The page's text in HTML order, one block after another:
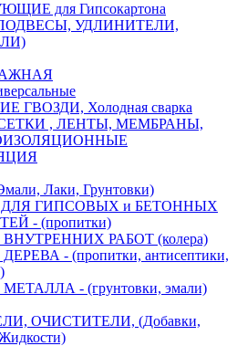
для Гипсокартона
УДЛИНИТЕЛИ,
ГВОЗДИ, Холодная сварка
, ЛЕНТЫ, МЕМБРАНЫ,
Лаки, Грунтовки)
ГИПСОВЫХ и БЕТОННЫХ
- (пропитки)
РАБОТ (колера)
- (пропитки, антисептики,
- (грунтовки, эмали)
ОЧИСТИТЕЛИ, (Добавки,